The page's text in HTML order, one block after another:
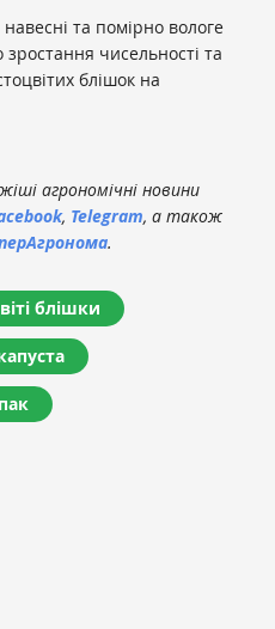
та помірно вологе
чисельності та
блішок на
агрономічні новини
, Telegram, а також
.
блішки